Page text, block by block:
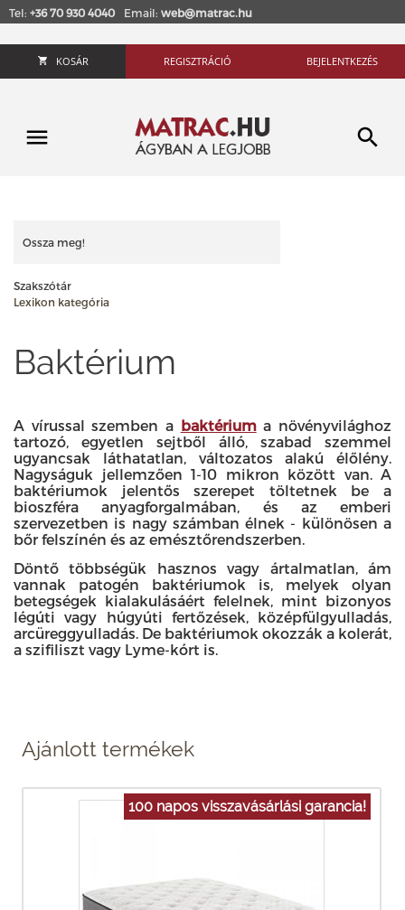
Tel: +36 70 930 4040 Email: web@matrac.hu
KOSÁR REGISZTRÁCIÓ BEJELENTKEZÉS
Ossza meg!
Szakszótár
Lexikon kategória
Baktérium
A vírussal szemben a baktériuma növényvilághoz
tartozó, egyetlen sejtből álló, szabad szemmel
ugyancsak láthatatlan, változatos alakú élőlény.
Nagyságuk jellemzően 1-10 mikron között van. A
baktériumok jelentős szerepet töltetnek be a
bioszféra anyagforgalmában, és az emberi
szervezetben is nagy számban élnek - különösen a
bőr felszínén és az emésztőrendszerben.
Döntő többségük hasznos vagy ártalmatlan, ám
vannak patogén baktériumok is, melyek olyan
betegségek kialakulásáért felelnek, mint bizonyos
légúti vagy húgyúti fertőzések, középfülgyulladás,
arcüreggyulladás. De baktériumok okozzák a kolerát,
a szifiliszt vagy Lyme-kórt is.
Ajánlott termékek
100 napos visszavásárlási garancia!